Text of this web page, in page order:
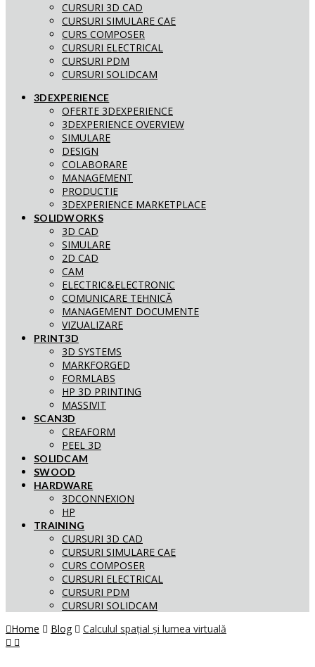
CURSURI 3D CAD
CURSURI SIMULARE CAE
CURS COMPOSER
CURSURI ELECTRICAL
CURSURI PDM
CURSURI SOLIDCAM
3DEXPERIENCE
OFERTE 3DEXPERIENCE
3DEXPERIENCE OVERVIEW
SIMULARE
DESIGN
COLABORARE
MANAGEMENT
PRODUCTIE
3DEXPERIENCE MARKETPLACE
SOLIDWORKS
3D CAD
SIMULARE
2D CAD
CAM
ELECTRIC&ELECTRONIC
COMUNICARE TEHNICĂ
MANAGEMENT DOCUMENTE
VIZUALIZARE
PRINT3D
3D SYSTEMS
MARKFORGED
FORMLABS
HP 3D PRINTING
MASSIVIT
SCAN3D
CREAFORM
PEEL 3D
SOLIDCAM
SWOOD
HARDWARE
3DCONNEXION
HP
TRAINING
CURSURI 3D CAD
CURSURI SIMULARE CAE
CURS COMPOSER
CURSURI ELECTRICAL
CURSURI PDM
CURSURI SOLIDCAM
Home
Blog Calculul spațial și lumea virtuală